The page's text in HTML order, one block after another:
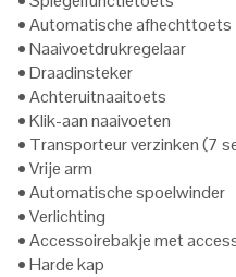
• Automatische afhechttoets
• Naaivoetdrukregelaar
• Draadinsteker
• Achteruitnaaitoets
• Klik-aan naaivoeten
• Transporteur verzinken (7
• Vrije arm
• Automatische spoelwinder
• Verlichting
• Accessoirebakje met
• Harde kap